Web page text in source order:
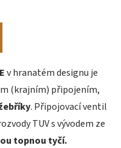
v hranatém designu je
(krajním) připojením,
. Připojovací ventil
TUV s vývodem ze
topnou tyčí.